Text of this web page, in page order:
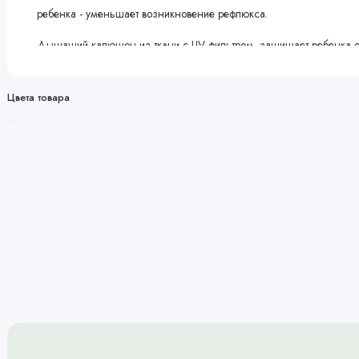
ребенка - уменьшает возникновение рефлюкса.
Дышащий капюшон из ткани с UV-фильтром, защищает ребенка
системой ISOFIX.
Цвета товара